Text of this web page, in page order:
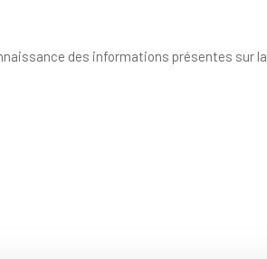
des informations présentes sur la